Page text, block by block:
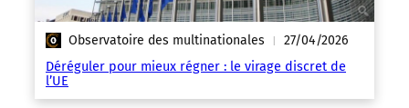
Observatoire des multinationales | 27/04/2026
Déréguler pour mieux régner : le virage discret de
l’UE